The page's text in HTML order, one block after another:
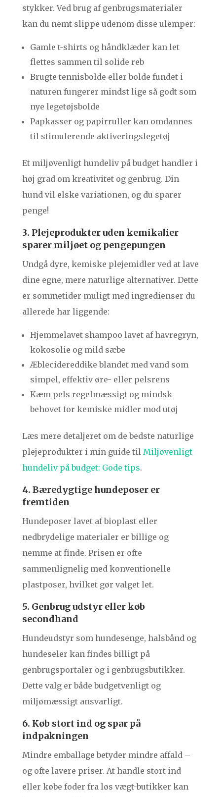
stykker. Ved brug af genbrugsmaterialer
kan du nemt slippe udenom disse ulemper:
Gamle t-shirts og håndklæder kan let
flettes sammen til solide reb
Brugte tennisbolde eller bolde fundet i
naturen fungerer mindst lige så godt som
nye legetøjsbolde
Papkasser og papirruller kan omdannes
til stimulerende aktiveringslegetøj
Et miljøvenligt hundeliv på budget handler i
høj grad om kreativitet og genbrug. Din
hund vil elske variationen, og du sparer
penge!
3. Plejeprodukter uden kemikalier
sparer miljøet og pengepungen
Undgå dyre, kemiske plejemidler ved at lave
dine egne, mere naturlige alternativer. Dette
er sommetider muligt med ingredienser du
allerede har liggende:
Hjemmelavet shampoo lavet af havregryn,
kokosolie og mild sæbe
Æblecidereddike blandet med vand som
simpel, effektiv øre- eller pelsrens
Kæm pels regelmæssigt og mindsk
behovet for kemiske midler mod utøj
Læs mere detaljeret om de bedste naturlige
plejeprodukter i min guide til Miljøvenligt
hundeliv på budget: Gode tips.
4. Bæredygtige hundeposer er
fremtiden
Hundeposer lavet af bioplast eller
nedbrydelige materialer er billige og
nemme at finde. Prisen er ofte
sammenlignelig med konventionelle
plastposer, hvilket gør valget let.
5. Genbrug udstyr eller køb
secondhand
Hundeudstyr som hundesenge, halsbånd og
hundeseler kan findes billigt på
genbrugsportaler og i genbrugsbutikker.
Dette valg er både budgetvenligt og
miljømæssigt ansvarligt.
6. Køb stort ind og spar på
indpakningen
Mindre emballage betyder mindre affald –
og ofte lavere priser. At handle stort ind
eller købe foder fra løs vægt-butikker kan